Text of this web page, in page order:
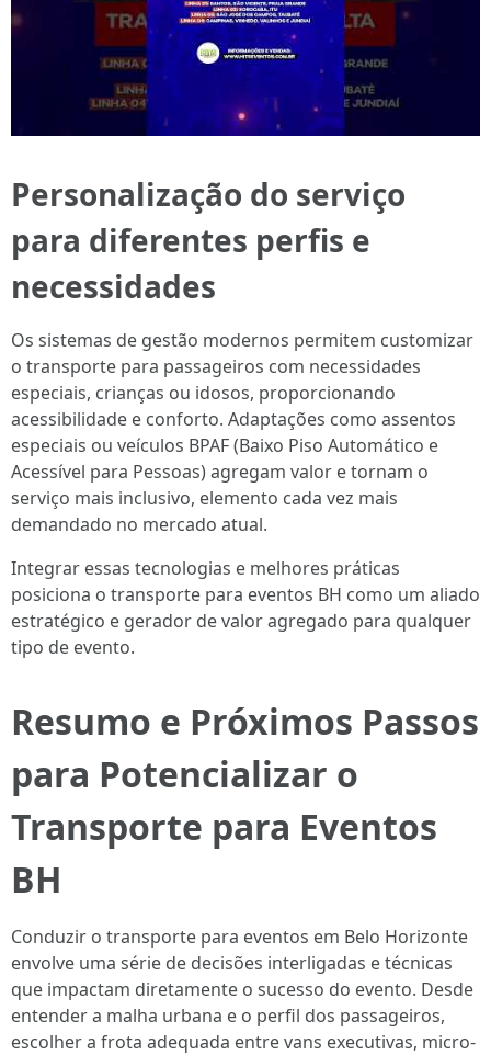
Personalização do serviço
para diferentes perfis e
necessidades
Os sistemas de gestão modernos permitem customizar
o transporte para passageiros com necessidades
especiais, crianças ou idosos, proporcionando
acessibilidade e conforto. Adaptações como assentos
especiais ou veículos BPAF (Baixo Piso Automático e
Acessível para Pessoas) agregam valor e tornam o
serviço mais inclusivo, elemento cada vez mais
demandado no mercado atual.
Integrar essas tecnologias e melhores práticas
posiciona o transporte para eventos BH como um aliado
estratégico e gerador de valor agregado para qualquer
tipo de evento.
Resumo e Próximos Passos
para Potencializar o
Transporte para Eventos
BH
Conduzir o transporte para eventos em Belo Horizonte
envolve uma série de decisões interligadas e técnicas
que impactam diretamente o sucesso do evento. Desde
entender a malha urbana e o perfil dos passageiros,
escolher a frota adequada entre vans executivas, micro-